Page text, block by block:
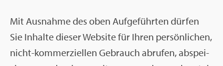
Mit Aus­nah­me des oben Auf­ge­führ­ten dür­fen
Sie In­hal­te die­ser Web­site für Ihren per­sön­li­chen,
nicht-kom­mer­zi­el­len Ge­brauch ab­ru­fen, ab­spei­